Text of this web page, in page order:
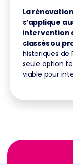
La
s’applique
intervention
classés ou
historiques de
seule option
viable pour